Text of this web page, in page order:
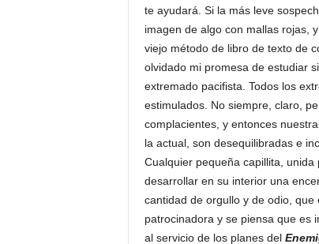
te ayudará. Si la más leve
imagen de algo con mallas rojas,
viejo método de libro de texto de
olvidado mi promesa de estudiar
extremado pacifista. Todos los
estimulados. No siempre, claro,
complacientes, y entonces
la actual, son desequilibradas e
Cualquier pequeña capillita,
desarrollar en su interior una
cantidad de orgullo y de odio,
patrocinadora y se piensa que es
al servicio de los planes del